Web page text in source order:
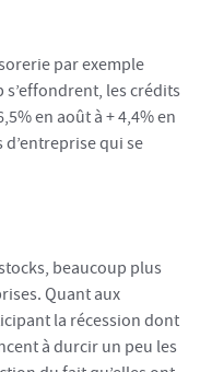
par exemple
s’effondrent, les crédits
en août à + 4,4% en
d’entreprise qui se
beaucoup plus
Quant aux
la récession dont
à durcir un peu les